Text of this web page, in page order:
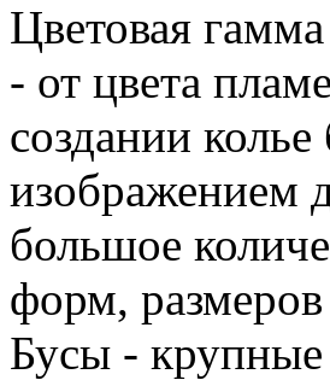
Цветовая
- от цвета
создании
изображением
большое
форм,
Бусы - крупные